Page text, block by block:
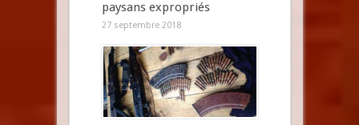
paysans expropriés
27 septembre 2018